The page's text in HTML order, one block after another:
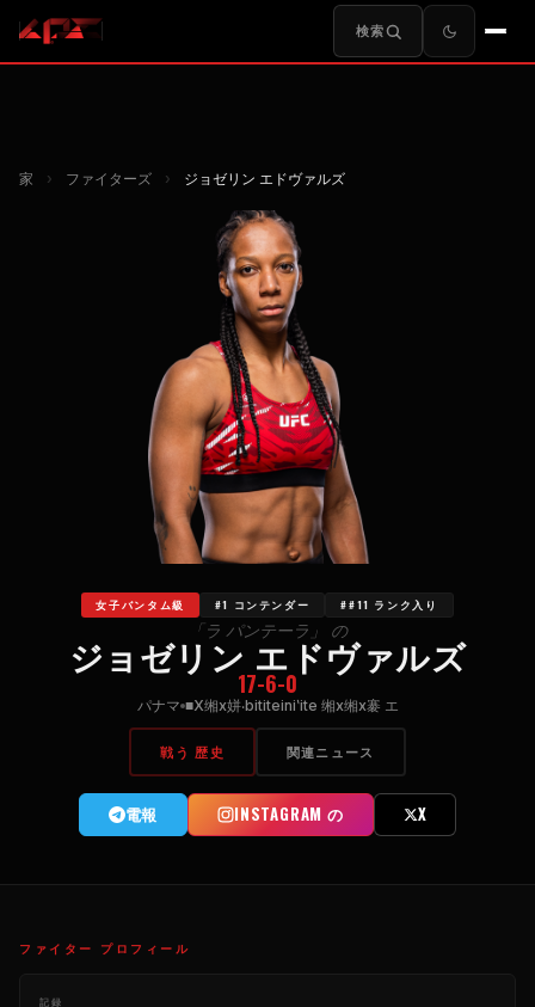
検索
家 › ファイターズ › ジョゼリン エドヴァルズ
女子バンタム級 #1 コンテンダー ##11 ランク入り
「ラ パンテーラ」 の
ジョゼリン エドヴァルズ
17-6-0
パナマ ■Х缃х姘‧bititeiniʽite 缃х缃х褰 エ
戦う 歴史 関連ニュース
電報 INSTAGRAM の X
ファイター プロフィール
記録